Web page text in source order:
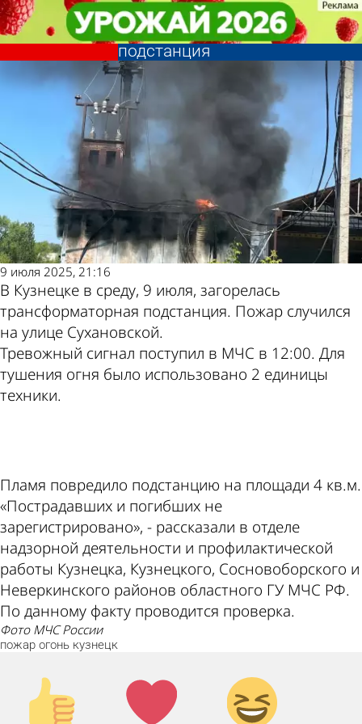
В Кузнецке загорелась
трансформаторная
подстанция
Происшествия
9 июля 2025, 21:16
В Кузнецке в среду, 9 июля, загорелась
трансформаторная подстанция. Пожар случился
на улице Сухановской.
Тревожный сигнал поступил в МЧС в 12:00. Для
тушения огня было использовано 2 единицы
техники.
Пламя повредило подстанцию на площади 4 кв.м.
«Пострадавших и погибших не
зарегистрировано», - рассказали в отделе
надзорной деятельности и профилактической
работы Кузнецка, Кузнецкого, Сосновоборского и
Неверкинского районов областного ГУ МЧС РФ.
По данному факту проводится проверка.
фото МЧС России
пожар огонь кузнецк
Палец
вверх!
Лайк!
Дикий
смех!
В Кузнецке загорелась
трансформаторная
подстанция
Происшествия
Другие новости по
теме
Погода и курсы
валют в Пензе